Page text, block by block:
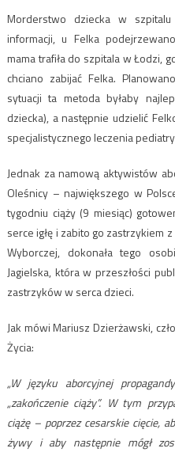
Morderstwo dziecka w
informacji, u Felka
mama trafiła do szpitala w Łodzi,
chciano zabijać Felka.
sytuacji ta metoda byłaby
dziecka), a następnie udzielić
specjalistycznego leczenia
Jednak za namową aktywistów
Oleśnicy – największego w
tygodniu ciąży (9 miesiąc)
serce igłę i zabito go zastrzykiem
Wyborczej, dokonała tego
Jagielska, która w przeszłości
zastrzyków w serca dzieci.
Jak mówi Mariusz Dzierżawski,
Życia:
„W języku aborcyjnej
„zakończenie ciąży”. W tym
ciążę – poprzez cesarskie cięcie,
żywy i aby następnie mógł